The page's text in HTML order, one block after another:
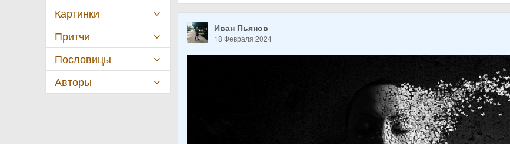
Иван Пьянов
18 Февраля 2024
Картинки
Притчи
Пословицы
Авторы